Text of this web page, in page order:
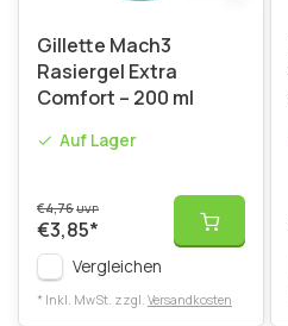
Gillette Mach3
Rasiergel Extra
Comfort – 200 ml
Auf Lager
€4,76UVP
€3,85*
Vergleichen
* Inkl. MwSt. zzgl. Versandkosten